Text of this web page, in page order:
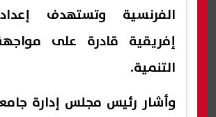
الفرنسية وتستهدف
إفريقية قادرة على
التنمية.
وأشار رئيس مجلس إدارة